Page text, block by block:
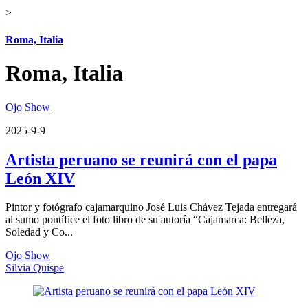
>
Roma, Italia
Roma, Italia
Ojo Show
2025-9-9
Artista peruano se reunirá con el papa
León XIV
Pintor y fotógrafo cajamarquino José Luis Chávez Tejada entregará
al sumo pontífice el foto libro de su autoría “Cajamarca: Belleza,
Soledad y Co...
Ojo Show
Silvia Quispe